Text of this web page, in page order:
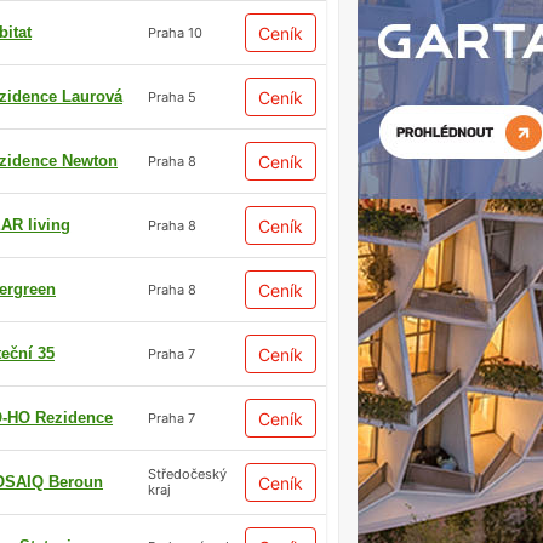
Praha 10 Ceník
Laurová Praha 5 Ceník
Newton Praha 8 Ceník
living Praha 8 Ceník
Praha 8 Ceník
35 Praha 7 Ceník
HO Rezidence Praha 7 Ceník
Beroun
Středočeský
kraj
Ceník